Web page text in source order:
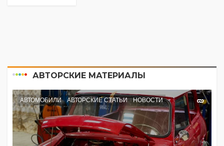
АВТОРСКИЕ МАТЕРИАЛЫ
АВТОМОБИЛИ АВТОРСКИЕ СТАТЬИ НОВОСТИ